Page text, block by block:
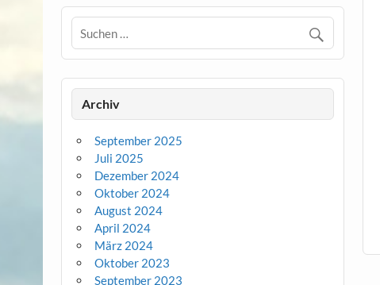
Archiv
September 2025
Juli 2025
Dezember 2024
Oktober 2024
August 2024
April 2024
März 2024
Oktober 2023
September 2023